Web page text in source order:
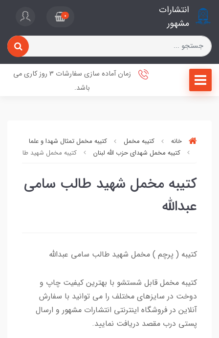
انتشارات
مشهور
0
زمان آماده سازی سفارشات 3 روز کاری می
باشد.
خانه کتیبه مخمل
کتیبه مخمل تمثال شهدا و علما
کتیبه مخمل شهدای حزب الله لبنان
کتیبه مخمل شهید طالب سامی
کتیبه مخمل شهید طالب سامی
عبدالله
کتیبه ( پرچم ) مخمل شهید طالب سامی عبدالله
کتیبه مخمل قابل شستشو با بهترین کیفیت چاپ و
دوخت در سایزهای مختلف را می توانید با سفارش
آنلاین در فروشگاه اینترنتی انتشارات مشهور و ارسال
پستی درب مقصد دریافت نمایید.